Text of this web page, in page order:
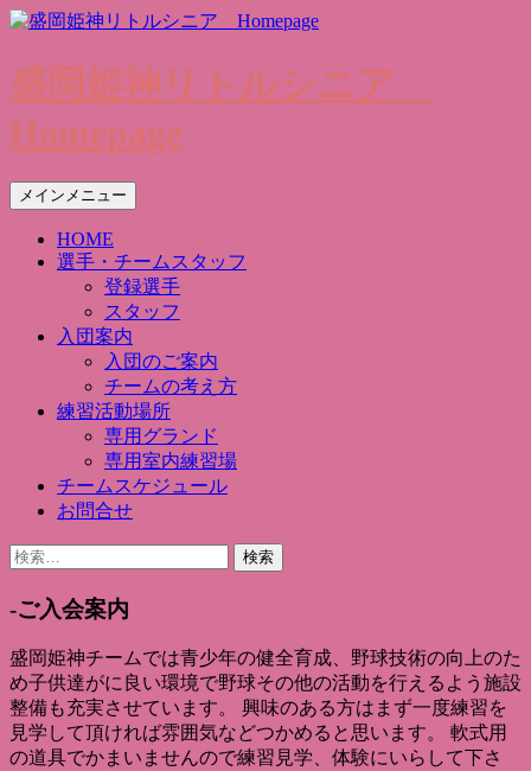
盛岡姫神リトルシニア
Homepage
検
索
メインメニュー コ
ン
ツ
へ
キ
ッ
プ
HOME
選手・チームスタッフ
登録選手
スタッフ
入団案内
入団のご案内
チームの考え方
練習活動場所
専用グランド
専用室内練習場
チームスケジュール
お問合せ
検
-ご入会案内
盛岡姫神チームでは青少年の健全育成、野球技術の向上のた
め子供達がに良い環境で野球その他の活動を行えるよう施設
整備も充実させています。 興味のある方はまず一度練習を
見学して頂ければ雰囲気などつかめると思います。 軟式用
の道具でかまいませんので練習見学、体験にいらして下さ